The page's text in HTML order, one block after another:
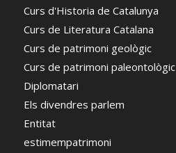
Curs d'Historia de Catalunya
Curs de Literatura Catalana
Curs de patrimoni geològic
Curs de patrimoni paleontològic
Diplomatari
Els divendres parlem
Entitat
estimempatrimoni